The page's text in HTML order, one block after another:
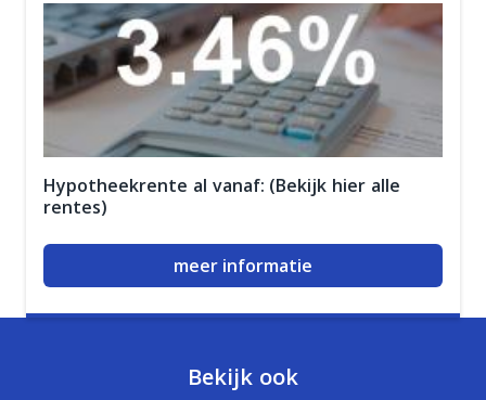
Hypotheekrente al vanaf: (Bekijk hier alle
rentes)
meer informatie
Bekijk ook